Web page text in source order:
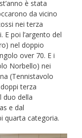
è stata
da vicino
nei terza
poi l’argento del
nel doppio
over 70. E i
Norbello) nei
(Tennistavolo
terza
duo della
e dal
quarta categoria.